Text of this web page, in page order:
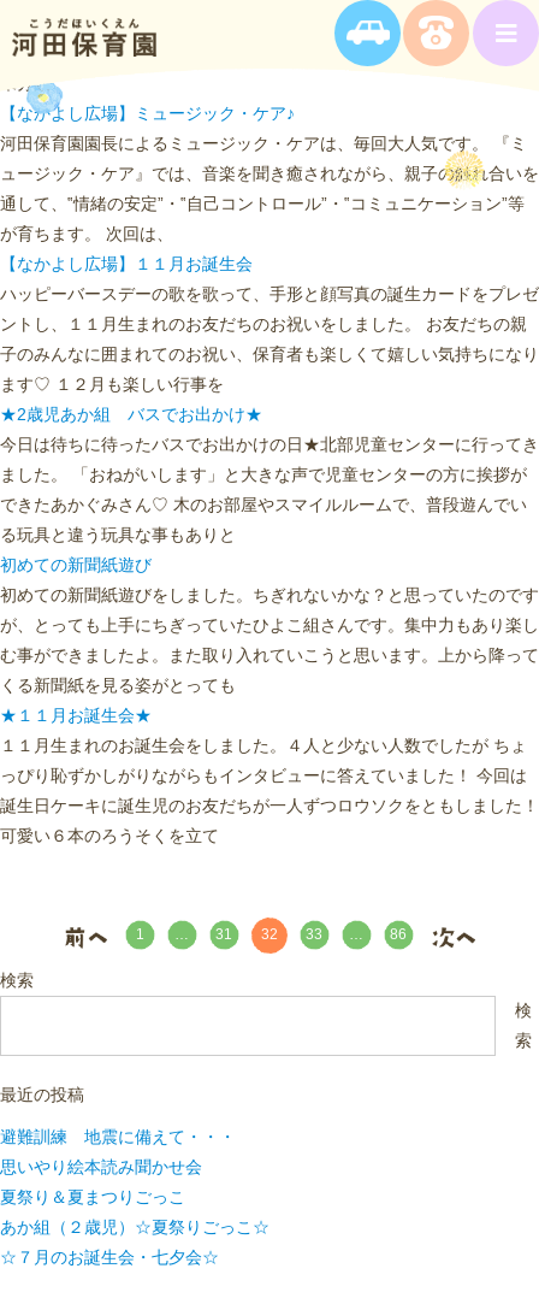
未分類
【なかよし広場】ミュージック・ケア♪
河田保育園園長によるミュージック・ケアは、毎回大人気です。 『ミ
ュージック・ケア』では、音楽を聞き癒されながら、親子の触れ合いを
通して、‟情緒の安定”・‟自己コントロール”・‟コミュニケーション”等
が育ちます。 次回は、
【なかよし広場】１１月お誕生会
ハッピーバースデーの歌を歌って、手形と顔写真の誕生カードをプレゼ
ントし、１１月生まれのお友だちのお祝いをしました。 お友だちの親
子のみんなに囲まれてのお祝い、保育者も楽しくて嬉しい気持ちになり
ます♡ １２月も楽しい行事を
★2歳児あか組 バスでお出かけ★
今日は待ちに待ったバスでお出かけの日★北部児童センターに行ってき
ました。 「おねがいします」と大きな声で児童センターの方に挨拶が
できたあかぐみさん♡ 木のお部屋やスマイルルームで、普段遊んでい
る玩具と違う玩具な事もありと
初めての新聞紙遊び
初めての新聞紙遊びをしました。ちぎれないかな？と思っていたのです
が、とっても上手にちぎっていたひよこ組さんです。集中力もあり楽し
む事ができましたよ。また取り入れていこうと思います。上から降って
くる新聞紙を見る姿がとっても
★１１月お誕生会★
１１月生まれのお誕生会をしました。４人と少ない人数でしたが ちょ
っぴり恥ずかしがりながらもインタビューに答えていました！ 今回は
誕生日ケーキに誕生児のお友だちが一人ずつロウソクをともしました！
可愛い６本のろうそくを立て
1 … 31 32 33 … 86
検索
検
索
最近の投稿
避難訓練 地震に備えて・・・
思いやり絵本読み聞かせ会
夏祭り＆夏まつりごっこ
あか組（２歳児）☆夏祭りごっこ☆
☆７月のお誕生会・七夕会☆